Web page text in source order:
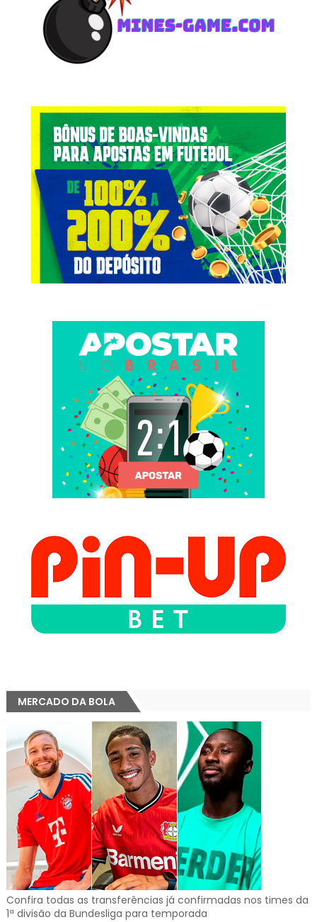
MERCADO DA BOLA
Confira todas as transferências já confirmadas nos times da
1ª divisão da Bundesliga para temporada